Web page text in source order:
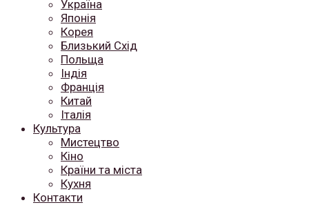
Україна
Японія
Корея
Близький Схід
Польща
Індія
Франція
Китай
Італія
Культура
Мистецтво
Кіно
Країни та міста
Кухня
Контакти